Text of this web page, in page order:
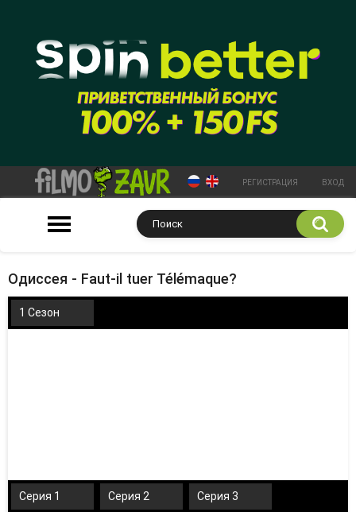
РЕГИСТРАЦИЯ ВХОД
Одиссея - Faut-il tuer Télémaque?
1 Сезон
Серия 1 Серия 2 Серия 3